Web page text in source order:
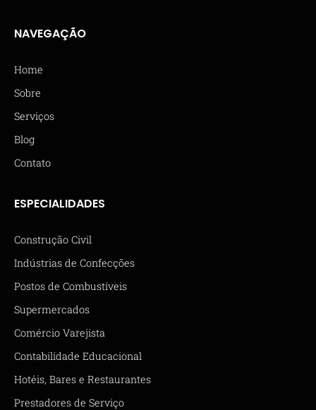
NAVEGAÇÃO
Home
Sobre
Serviços
Blog
Contato
ESPECIALIDADES
Construção Civil
Indústrias de Confecções
Postos de Combustíveis
Supermercados
Comércio Varejista
Contabilidade Educacional
Hotéis, Bares e Restaurantes
Prestadores de Serviço